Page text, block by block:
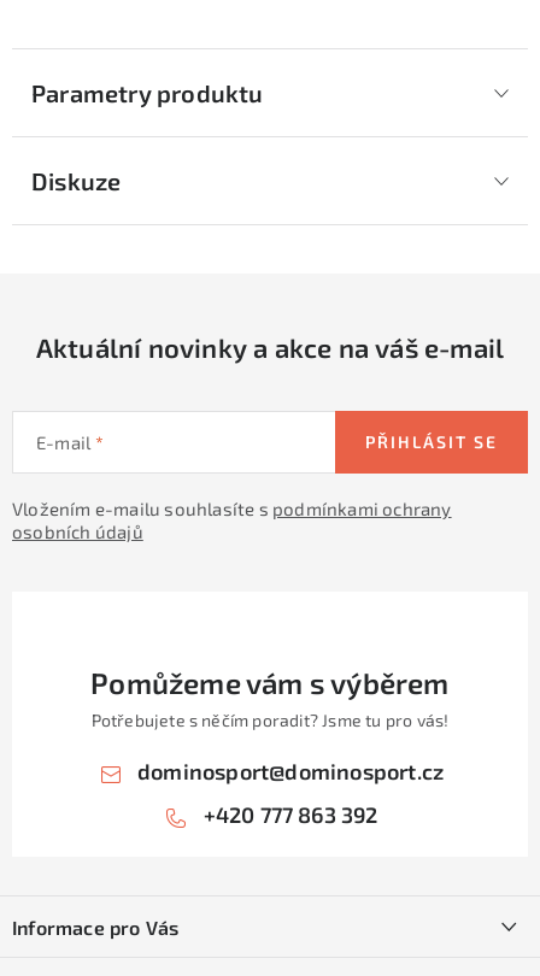
Parametry produktu
Diskuze
Aktuální novinky a akce na váš e-mail
E-mail
Vložením e-mailu souhlasíte s podmínkami ochrany
osobních údajů
PŘIHLÁSIT SE
Pomůžeme vám s výběrem
Potřebujete s něčím poradit? Jsme tu pro vás!
dominosport@dominosport.cz
+420 777 863 392
pInformace pro Vás